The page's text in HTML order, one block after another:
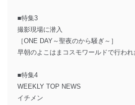
■特集3
撮影現場に潜入
［ONE DAY～聖夜のから騒ぎ～］
早朝のよこはまコスモワールドで行わ
■特集4
WEEKLY TOP NEWS
イチメン